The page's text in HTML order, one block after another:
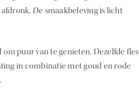
De smaakbeleving is licht
puur van te genieten. Dezelfde fles
in combinatie met goud en rode